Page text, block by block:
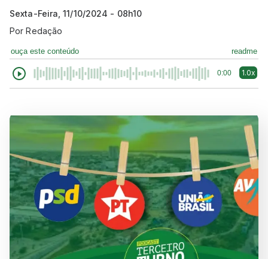
Sexta-Feira, 11/10/2024 - 08h10
PorRedação
ouça este conteúdo readme
0:00 1.0x